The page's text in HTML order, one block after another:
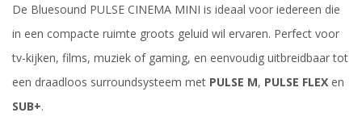
De Bluesound PULSE CINEMA MINI is ideaal voor iedereen die
in een compacte ruimte groots geluid wil ervaren. Perfect voor
tv-kijken, films, muziek of gaming, en eenvoudig uitbreidbaar tot
een draadloos surroundsysteem met PULSE M, PULSE FLEX en
SUB+.